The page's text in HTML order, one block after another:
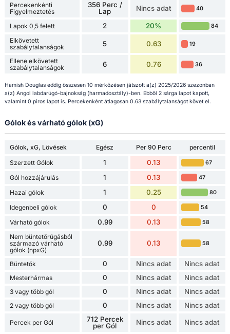
Percekenkénti
Figyelmeztetés
356 Perc /
Lap
Nincs adat 40
Lapok 0,5 felett 2 20% 84
Elkövetett
szabálytalanságok
5 0.63 19
Ellene elkövetett
szabálytalanságok
6 0.76 36
Hamish Douglas eddig összesen 10 mérkőzésen játszott a(z) 2025/2026 szezonban
a(z) Angol labdarúgó-bajnokság (harmadosztály)-ben. Ebből 2 sárga lapot kapott,
valamint 0 piros lapot is. Percekenként átlagosan 0.63 szabálytalanságot követ el.
Gólok és várható gólok (xG)
Gólok, xG, Lövések Egész Per 90 Perc
percentil
Szerzett Gólok
1 0.13 67
Gól hozzájárulás 1 0.13 47
Hazai gólok 1 0.25 80
Idegenbeli gólok 0 0 54
Várható gólok 0.99 0.13 58
Nem büntetőrúgásból
származó várható
gólok (npxG)
0.99 0.13 58
Büntetők 0 Nincs adat Nincs adat
Mesterhármas 0 Nincs adat Nincs adat
3 vagy több gól 0 Nincs adat Nincs adat
2 vagy több gól 0 Nincs adat Nincs adat
Percek per Gól
712 Percek
per Gól
Nincs adat Nincs adat